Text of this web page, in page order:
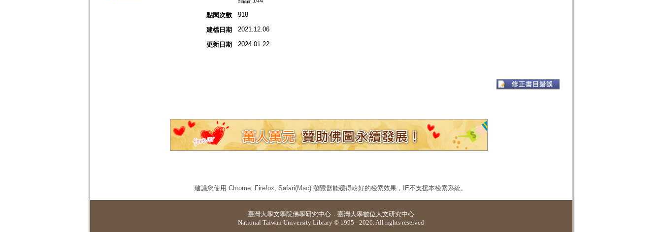
點閱次數
918
建檔日期 2021.12.06
更新日期 2024.01.22
建議您使用 Chrome, Firefox, Safari(Mac) 瀏覽器能獲得較好的檢索效果，IE不支援本檢索系統。
臺灣大學文學院佛學研究中心 ． 臺灣大學數位人文研究中心
National Taiwan University Library © 1995 - 2026. All rights reserved